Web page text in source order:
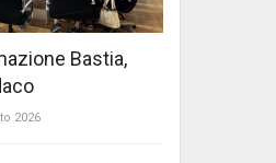
Bastia,
2026